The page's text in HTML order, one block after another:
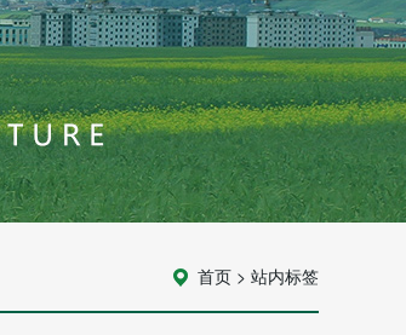
首页 > 站内标签